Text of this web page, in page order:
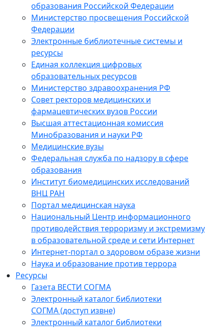
образования Российской Федерации
Министерство просвещения Российской
Федерации
Электронные библиотечные системы и
ресурсы
Единая коллекция цифровых
образовательных ресурсов
Министерство здравоохранения РФ
Совет ректоров медицинских и
фармацевтических вузов России
Высшая аттестационная комиссия
Минобразования и науки РФ
Медицинские вузы
Федеральная служба по надзору в сфере
образования
Институт биомедицинских исследований
ВНЦ РАН
Портал медицинская наука
Национальный Центр информационного
противодействия терроризму и экстремизму
в образовательной среде и сети Интернет
Интернет-портал о здоровом образе жизни
Наука и образование против террора
Ресурсы
Газета ВЕСТИ СОГМА
Электронный каталог библиотеки
СОГМА (доступ извне)
Электронный каталог библиотеки